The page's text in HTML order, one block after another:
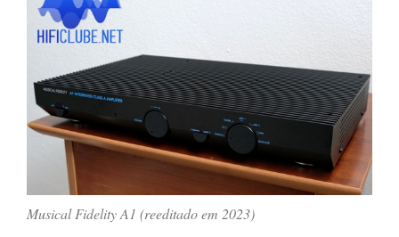
Musical Fidelity A1 (reeditado em 2023)